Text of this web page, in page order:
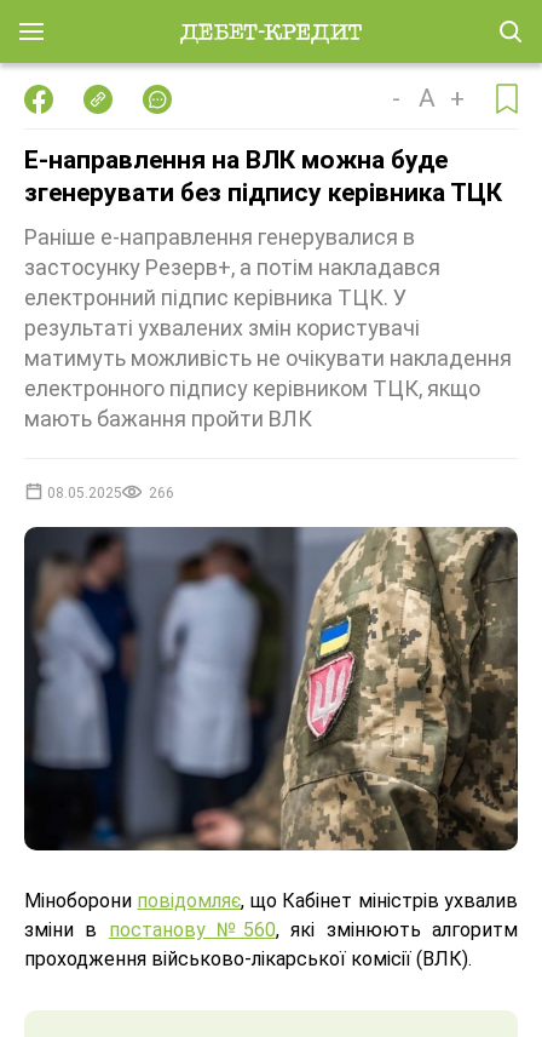
- A +
Е-направлення на ВЛК можна буде
згенерувати без підпису керівника ТЦК
Раніше е-направлення генерувалися в
застосунку Резерв+, а потім накладався
електронний підпис керівника ТЦК. У
результаті ухвалених змін користувачі
матимуть можливість не очікувати накладення
електронного підпису керівником ТЦК, якщо
мають бажання пройти ВЛК
08.05.2025 266
Міноборони повідомляє, що Кабінет міністрів ухвалив
зміни в постанову №560, які змінюють алгоритм
проходження військово-лікарської комісії (ВЛК).